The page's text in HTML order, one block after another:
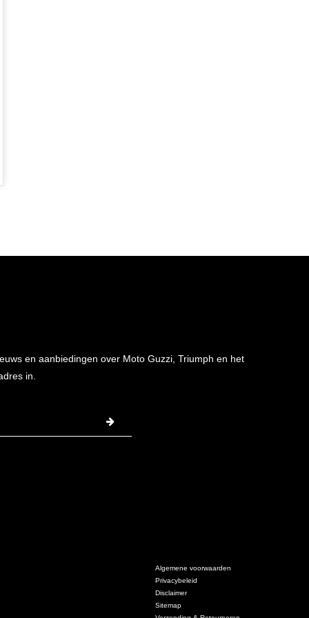
en aanbiedingen over Moto Guzzi, Triumph en het
in.
Algemene voorwaarden
Privacybeleid
Disclaimer
Sitemap